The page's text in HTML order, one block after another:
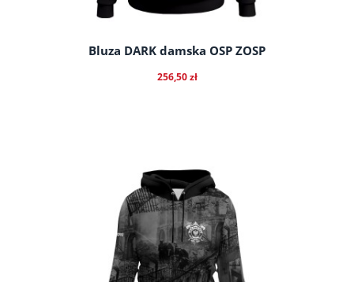
Bluza DARK damska OSP ZOSP
256,50 zł
do koszyka